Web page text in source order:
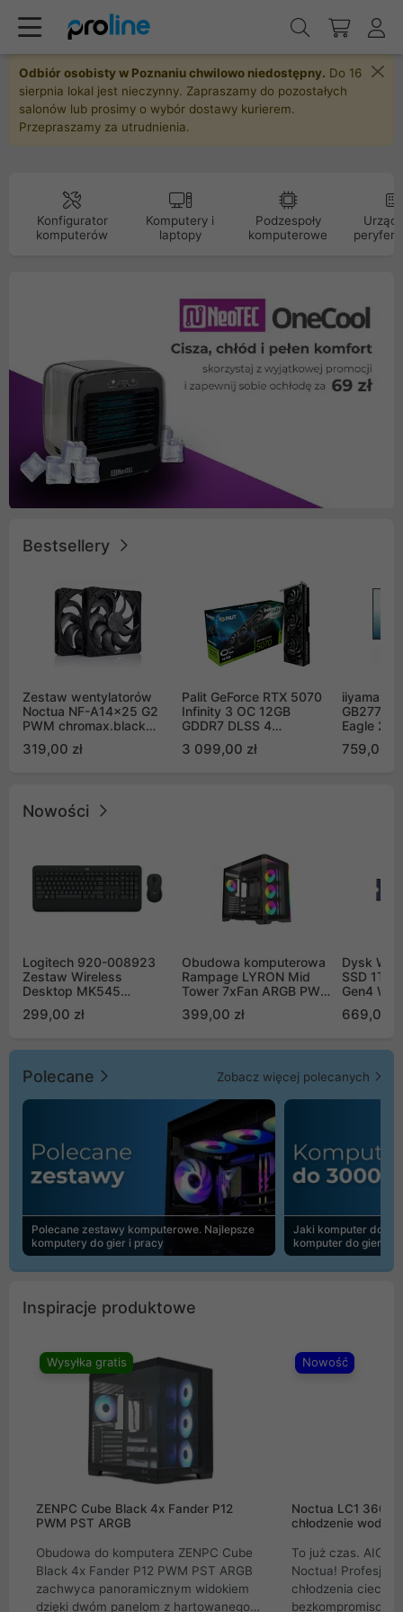
Odbiór osobisty w Poznaniu chwilowo niedostępny. Do 16
sierpnia lokal jest nieczynny. Zapraszamy do pozostałych
salonów lub prosimy o wybór dostawy kurierem.
Przepraszamy za utrudnienia.
Konfigurator
komputerów
Komputery i
laptopy
Podzespoły
komputerowe
Bestsellery
Zestaw wentylatorów
Noctua NF-A14x25 G2
PWM chromax.black
Push Pull (2szt)
319,00 zł
Palit GeForce RTX 5070
Infinity 3 OC 12GB
GDDR7 DLSS 4
GB2050S)
3 099,00 zł
iiyama G-
Eagle 27"
759,00 zł
Nowości
Logitech 920-008923
Zestaw Wireless
Desktop MK545
299,00 zł
Obudowa komputerowa
Rampage LYRON Mid
Tower 7xFan ARGB PWM
399,00 zł
Dysk WD
SSD 1TB
Gen4
669,00
Polecane Zobacz więcej polecanych
Polecane zestawy komputerowe. Najlepsze
komputery do gier i pracy
Jaki komputer do
komputer do gier |
Inspiracje produktowe
Wysyłka gratis
ZENPC Cube Black 4x Fander P12
PWM PST ARGB
Obudowa do komputera ZENPC Cube
Black 4x Fander P12 PWM PST ARGB
zachwyca panoramicznym widokiem
dzięki dwóm panelom z hartowanego
Nowość
Noctua LC1
chłodzenie wodne
To już czas. AIO
Noctua!
chłodzenia cieczą